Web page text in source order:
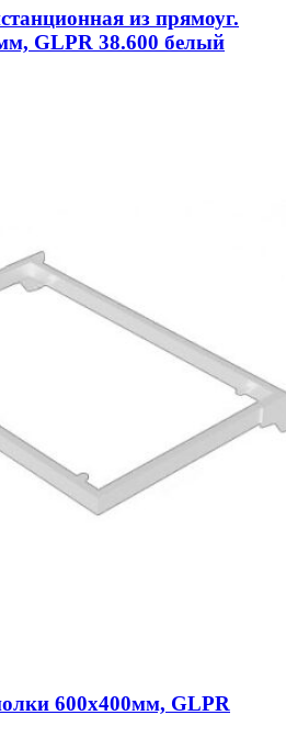
из прямоуг.
GLPR 38.600 белый
600х400мм, GLPR